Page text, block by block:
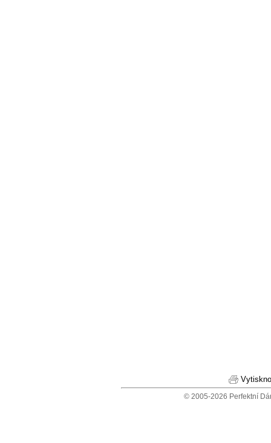
© 2005-2026 Perfektní